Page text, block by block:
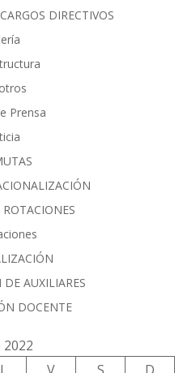
DIRECTIVOS
Prensa
AUXILIARES
DOCENTE